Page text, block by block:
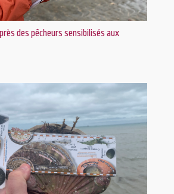
des pêcheurs sensibilisés aux